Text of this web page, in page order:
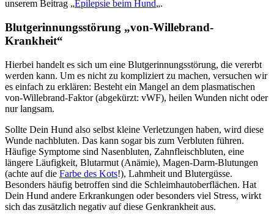
unserem Beitrag „Epilepsie beim Hund„.
Blutgerinnungsstörung „von-Willebrand-
Krankheit“
Hierbei handelt es sich um eine Blutgerinnungsstörung, die vererbt
werden kann. Um es nicht zu kompliziert zu machen, versuchen wir
es einfach zu erklären: Besteht ein Mangel an dem plasmatischen
von-Willebrand-Faktor (abgekürzt: vWF), heilen Wunden nicht oder
nur langsam.
Sollte Dein Hund also selbst kleine Verletzungen haben, wird diese
Wunde nachbluten. Das kann sogar bis zum Verbluten führen.
Häufige Symptome sind Nasenbluten, Zahnfleischbluten, eine
längere Läufigkeit, Blutarmut (Anämie), Magen-Darm-Blutungen
(achte auf die Farbe des Kots!), Lahmheit und Blutergüsse.
Besonders häufig betroffen sind die Schleimhautoberflächen. Hat
Dein Hund andere Erkrankungen oder besonders viel Stress, wirkt
sich das zusätzlich negativ auf diese Genkrankheit aus.